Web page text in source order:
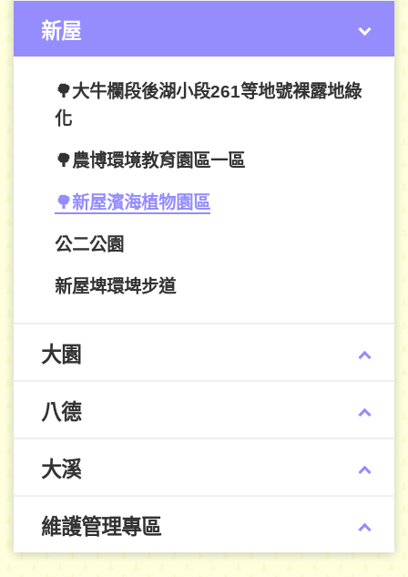
新屋
🌳大牛欄段後湖小段261等地號裸露地綠
化
🌳農博環境教育園區一區
🌳新屋濱海植物園區
公二公園
新屋埤環埤步道
大園
八德
大溪
維護管理專區